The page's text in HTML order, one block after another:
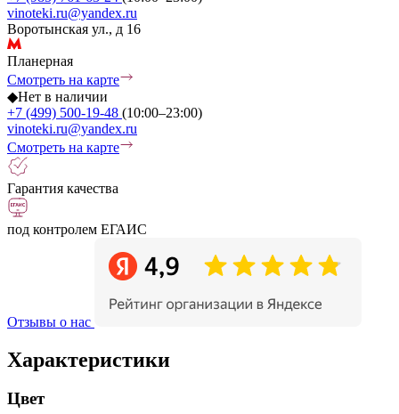
vinoteki.ru@yandex.ru
Воротынская ул., д 16
Планерная
Смотреть на карте
◆Нет в наличии
+7 (499) 500-19-48 (10:00–23:00)
vinoteki.ru@yandex.ru
Смотреть на карте
Гарантия качества
под контролем ЕГАИС
Отзывы о нас
Характеристики
Цвет